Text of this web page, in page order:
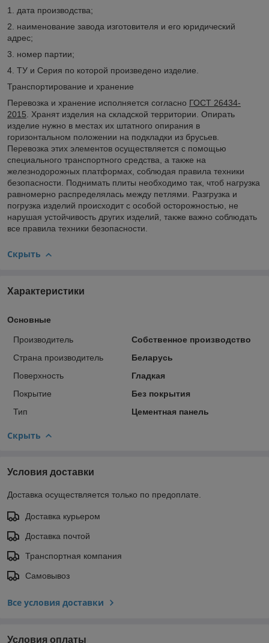
1. дата производства;
2. наименование завода изготовителя и его юридический
адрес;
3. номер партии;
4. ТУ и Серия по которой произведено изделие.
Транспортирование и хранение
Перевозка и хранение исполняется согласно ГОСТ 26434-
2015. Хранят изделия на складской территории. Опирать
изделие нужно в местах их штатного опирания в
горизонтальном положении на подкладки из брусьев.
Перевозка этих элементов осуществляется с помощью
специального транспортного средства, а также на
железнодорожных платформах, соблюдая правила техники
безопасности. Поднимать плиты необходимо так, чтоб нагрузка
равномерно распределялась между петлями. Разгрузка и
погрузка изделий происходит с особой осторожностью, не
нарушая устойчивость других изделий, также важно соблюдать
все правила техники безопасности.
Скрыть
Характеристики
Основные
Производитель
Собственное производство
Страна производитель
Беларусь
Поверхность
Гладкая
Покрытие
Без покрытия
Тип
Цементная панель
Скрыть
Условия доставки
Доставка осуществляется только по предоплате.
Доставка курьером
Доставка почтой
Транспортная компания
Самовывоз
Все условия доставки
Условия оплаты